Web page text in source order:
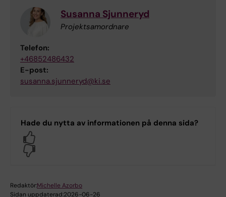
Susanna Sjunneryd
Projektsamordnare
Telefon:
+46852486432
E-post:
susanna.sjunneryd@ki.se
Hade du nytta av informationen på denna sida?
Redaktör:Michelle Azorbo
Sidan uppdaterad:2026-06-26